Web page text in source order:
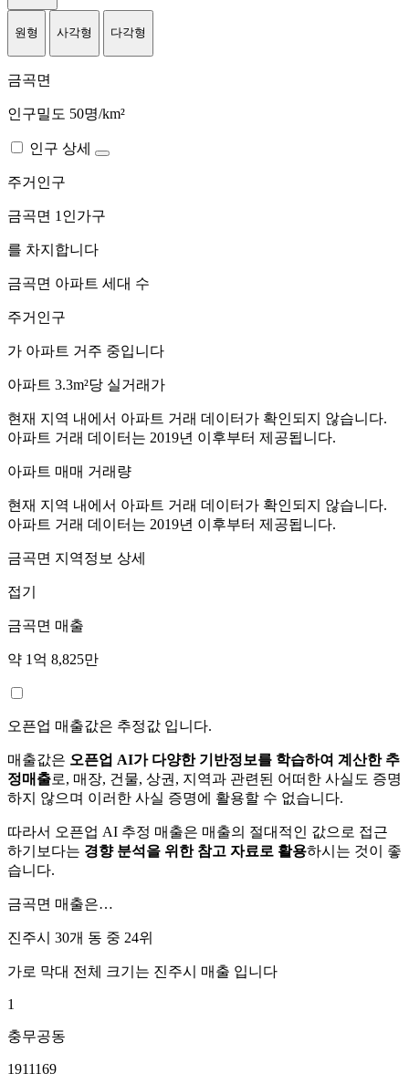
원형 사각형 다각형
금곡면
인구밀도 50명/km²
인구 상세
주거인구
금곡면 1인가구
를 차지합니다
금곡면 아파트 세대 수
주거인구
가 아파트 거주 중입니다
아파트 3.3m²당 실거래가
현재 지역 내에서 아파트 거래 데이터가 확인되지 않습니다.
아파트 거래 데이터는 2019년 이후부터 제공됩니다.
아파트 매매 거래량
현재 지역 내에서 아파트 거래 데이터가 확인되지 않습니다.
아파트 거래 데이터는 2019년 이후부터 제공됩니다.
금곡면 지역정보 상세
접기
금곡면 매출
약 1억 8,825만
오픈업 매출값은 추정값 입니다.
매출값은 오픈업 AI가 다양한 기반정보를 학습하여 계산한 추
정매출로, 매장, 건물, 상권, 지역과 관련된 어떠한 사실도 증명
하지 않으며 이러한 사실 증명에 활용할 수 없습니다.
따라서 오픈업 AI 추정 매출은 매출의 절대적인 값으로 접근
하기보다는 경향 분석을 위한 참고 자료로 활용하시는 것이 좋
습니다.
금곡면 매출은…
진주시 30개 동 중 24위
가로 막대 전체 크기는 진주시 매출 입니다
1
충무공동
1911169